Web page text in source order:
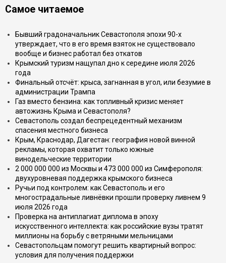
Самое читаемое
Бывший градоначальник Севастополя эпохи 90-х
утверждает, что в его время взяток не существовало
вообще и бизнес работал без откатов
Крымский туризм нащупал дно к середине июля 2026
года
Финальный отсчёт: крыса, загнанная в угол, или безумие в
администрации Трампа
Газ вместо бензина: как топливный кризис меняет
автожизнь Крыма и Севастополя?
Севастополь создал беспрецедентный механизм
спасения местного бизнеса
Крым, Краснодар, Дагестан: география новой винной
рекламы, которая охватит только южные
винодельческие территории
2 000 000 000 из Москвы и 473 000 000 из Симферополя:
двухуровневая поддержка крымского бизнеса
Ручьи под контролем: как Севастополь и его
многострадальные ливнёвки прошли проверку ливнем 9
июля 2026 года
Проверка на антиплагиат диплома в эпоху
искусственного интеллекта: как российские вузы тратят
миллионы на борьбу с ветряными мельницами
Севастопольцам помогут решить квартирный вопрос:
условия для получения поддержки